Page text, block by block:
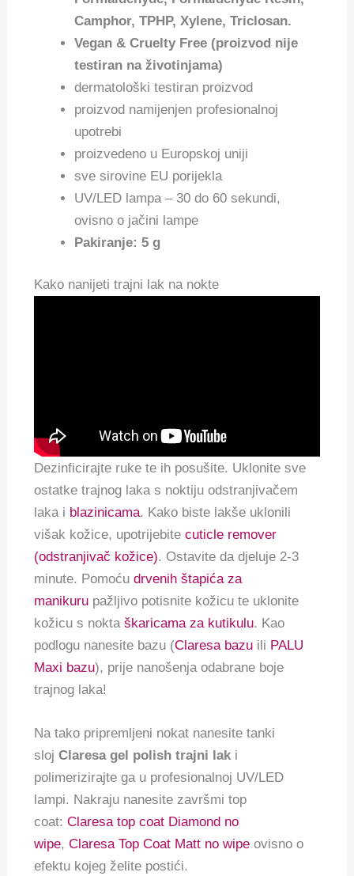
Camphor, TPHP, Xylene, Triclosan.
Vegan & Cruelty Free (proizvod nije
testiran na životinjama)
dermatološki testiran proizvod
proizvod namijenjen profesionalnoj
upotrebi
proizvedeno u Europskoj uniji
sve sirovine EU porijekla
UV/LED lampa – 30 do 60 sekundi,
ovisno o jačini lampe
Pakiranje: 5 g
Kako nanijeti trajni lak na nokte
Dezinficirajte ruke te ih posušite. Uklonite sve
ostatke trajnog laka s noktiju odstranjivačem
laka i blazinicama. Kako biste lakše uklonili
višak kožice, upotrijebitecuticle remover
(odstranjivač kožice). Ostavite da djeluje 2-3
minute. Pomoćudrvenih štapića za
manikuru pažljivo potisnite kožicu te uklonite
kožicu s noktaškaricama za kutikulu. Kao
podlogu nanesite bazu (Claresa bazu ili PALU
Maxi bazu), prije nanošenja odabrane boje
trajnog laka!
Na tako pripremljeni nokat nanesite tanki
slojClaresa gel polish trajni lak i
polimerizirajte ga u profesionalnoj UV/LED
lampi. Nakraju nanesite završmi top
coat:Claresa top coat Diamond no
wipe,Claresa Top Coat Matt no wipe ovisno o
efektu kojeg želite postići.